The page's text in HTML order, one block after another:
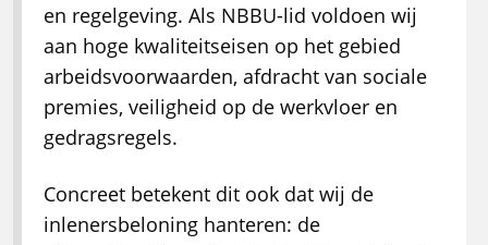
en regelgeving. Als NBBU-lid voldoen wij
aan hoge kwaliteitseisen op het gebied
arbeidsvoorwaarden, afdracht van sociale
premies, veiligheid op de werkvloer en
gedragsregels.
Concreet betekent dit ook dat wij de
inlenersbeloning hanteren: de